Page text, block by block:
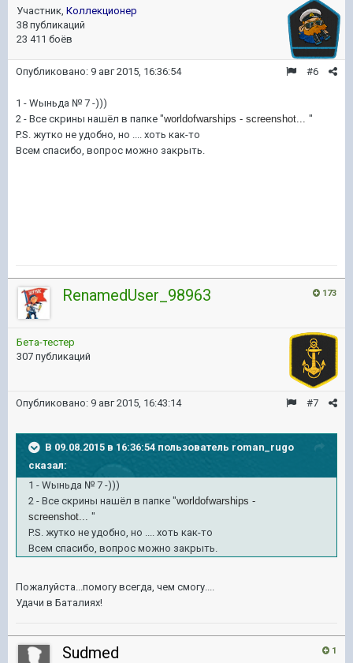
Участник, Коллекционер
38 публикаций
23 411 боёв
#6
Опубликовано: 9 авг 2015, 16:36:54
1 - Wыньда № 7 -)))
2 - Все скрины нашёл в папке "worldofwarships - screenshot... "
P.S. жутко не удобно, но .... хоть как-то
Всем спасибо, вопрос можно закрыть.
173
RenamedUser_98963
Бета-тестер
307 публикаций
#7
Опубликовано: 9 авг 2015, 16:43:14
В 09.08.2015 в 16:36:54 пользователь roman_rugo
сказал:
1 - Wыньда № 7 -)))
2 - Все скрины нашёл в папке "worldofwarships -
screenshot... "
P.S. жутко не удобно, но .... хоть как-то
Всем спасибо, вопрос можно закрыть.
Пожалуйста...помогу всегда, чем смогу....
Удачи в Баталиях!
1
Sudmed